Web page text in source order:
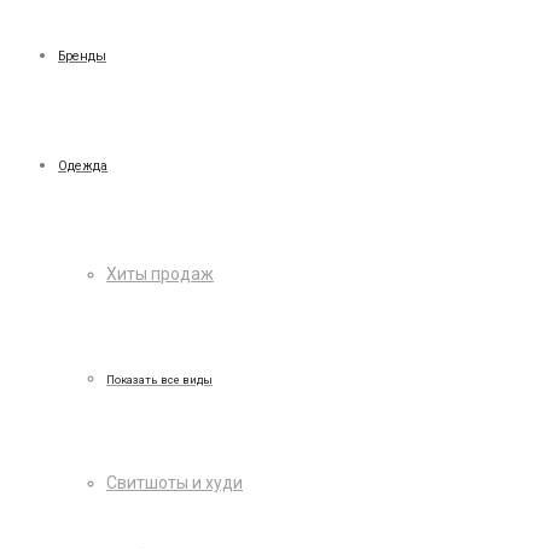
Бренды
Одежда
Хиты продаж
Показать все виды
Свитшоты и худи